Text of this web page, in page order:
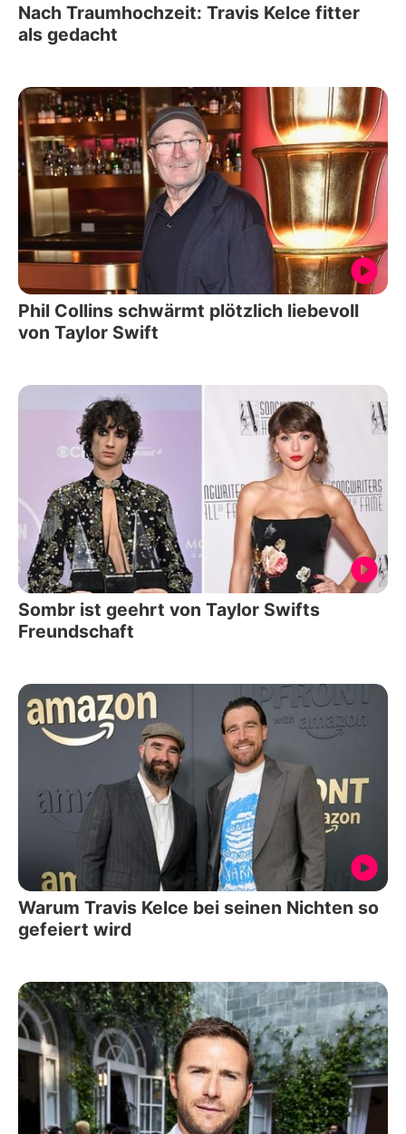
Nach Traumhochzeit: Travis Kelce fitter
als gedacht
Phil Collins schwärmt plötzlich liebevoll
von Taylor Swift
Sombr ist geehrt von Taylor Swifts
Freundschaft
Warum Travis Kelce bei seinen Nichten so
gefeiert wird